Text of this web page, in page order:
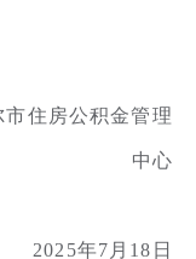
积金管理
中心
18日